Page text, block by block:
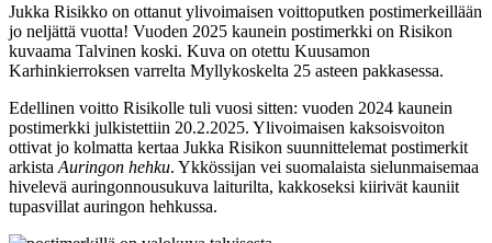
Jukka Risikko on ottanut ylivoimaisen voittoputken postimerkeillään
jo neljättä vuotta! Vuoden 2025 kaunein postimerkki on Risikon
kuvaama Talvinen koski. Kuva on otettu Kuusamon
Karhinkierroksen varrelta Myllykoskelta 25 asteen pakkasessa.
Edellinen voitto Risikolle tuli vuosi sitten: vuoden 2024 kaunein
postimerkki julkistettiin 20.2.2025. Ylivoimaisen kaksoisvoiton
ottivat jo kolmatta kertaa Jukka Risikon suunnittelemat postimerkit
arkista Auringon hehku. Ykkössijan vei suomalaista sielunmaisemaa
hivelevä auringonnousukuva laiturilta, kakkoseksi kiirivät kauniit
tupasvillat auringon hehkussa.